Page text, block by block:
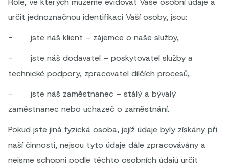
určit jednoznačnou identifikaci Vaší osoby, jsou:
- jste náš klient – zájemce o naše služby,
- jste náš dodavatel – poskytovatel služby a
technické podpory, zpracovatel dílčích procesů,
- jste náš zaměstnanec – stálý a bývalý
zaměstnanec nebo uchazeč o zaměstnání.
Pokud jste jiná fyzická osoba, jejíž údaje byly získány při
naší činnosti, nejsou tyto údaje dále zpracovávány a
nejsme schopni podle těchto osobních údajů určit